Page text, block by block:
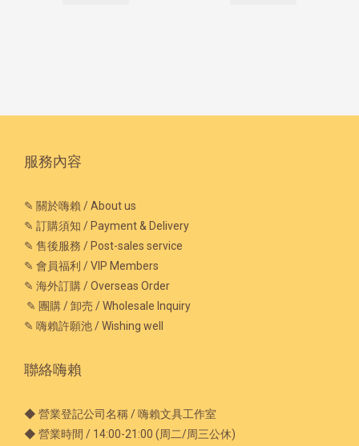
服務內容
✎ 關於嗨賴 / About us
✎ 訂購須知 / Payment & Delivery
✎ 售後服務 / Post-sales service
✎ 會員福利 / VIP Members
✎ 海外訂購 / Overseas Order
✎ 團購 / 卸売 / Wholesale Inquiry
✎ 嗨賴許願池 / Wishing well
聯絡嗨賴
◆ 營業登記公司名稱 / 嗨賴文具工作室
◆ 營業時間 / 14:00-21:00 (周二/周三公休)